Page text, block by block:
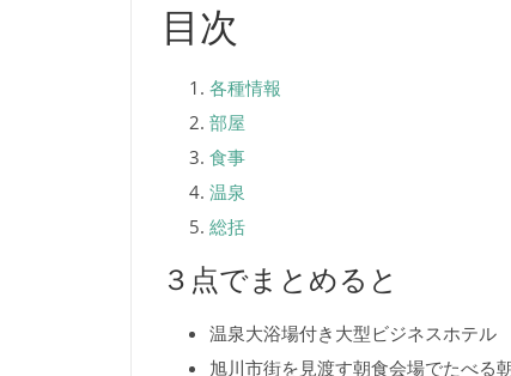
目次
各種情報
部屋
食事
温泉
総括
３点でまとめると
温泉大浴場付き大型ビジネスホテル
旭川市街を見渡す朝食会場でたべる